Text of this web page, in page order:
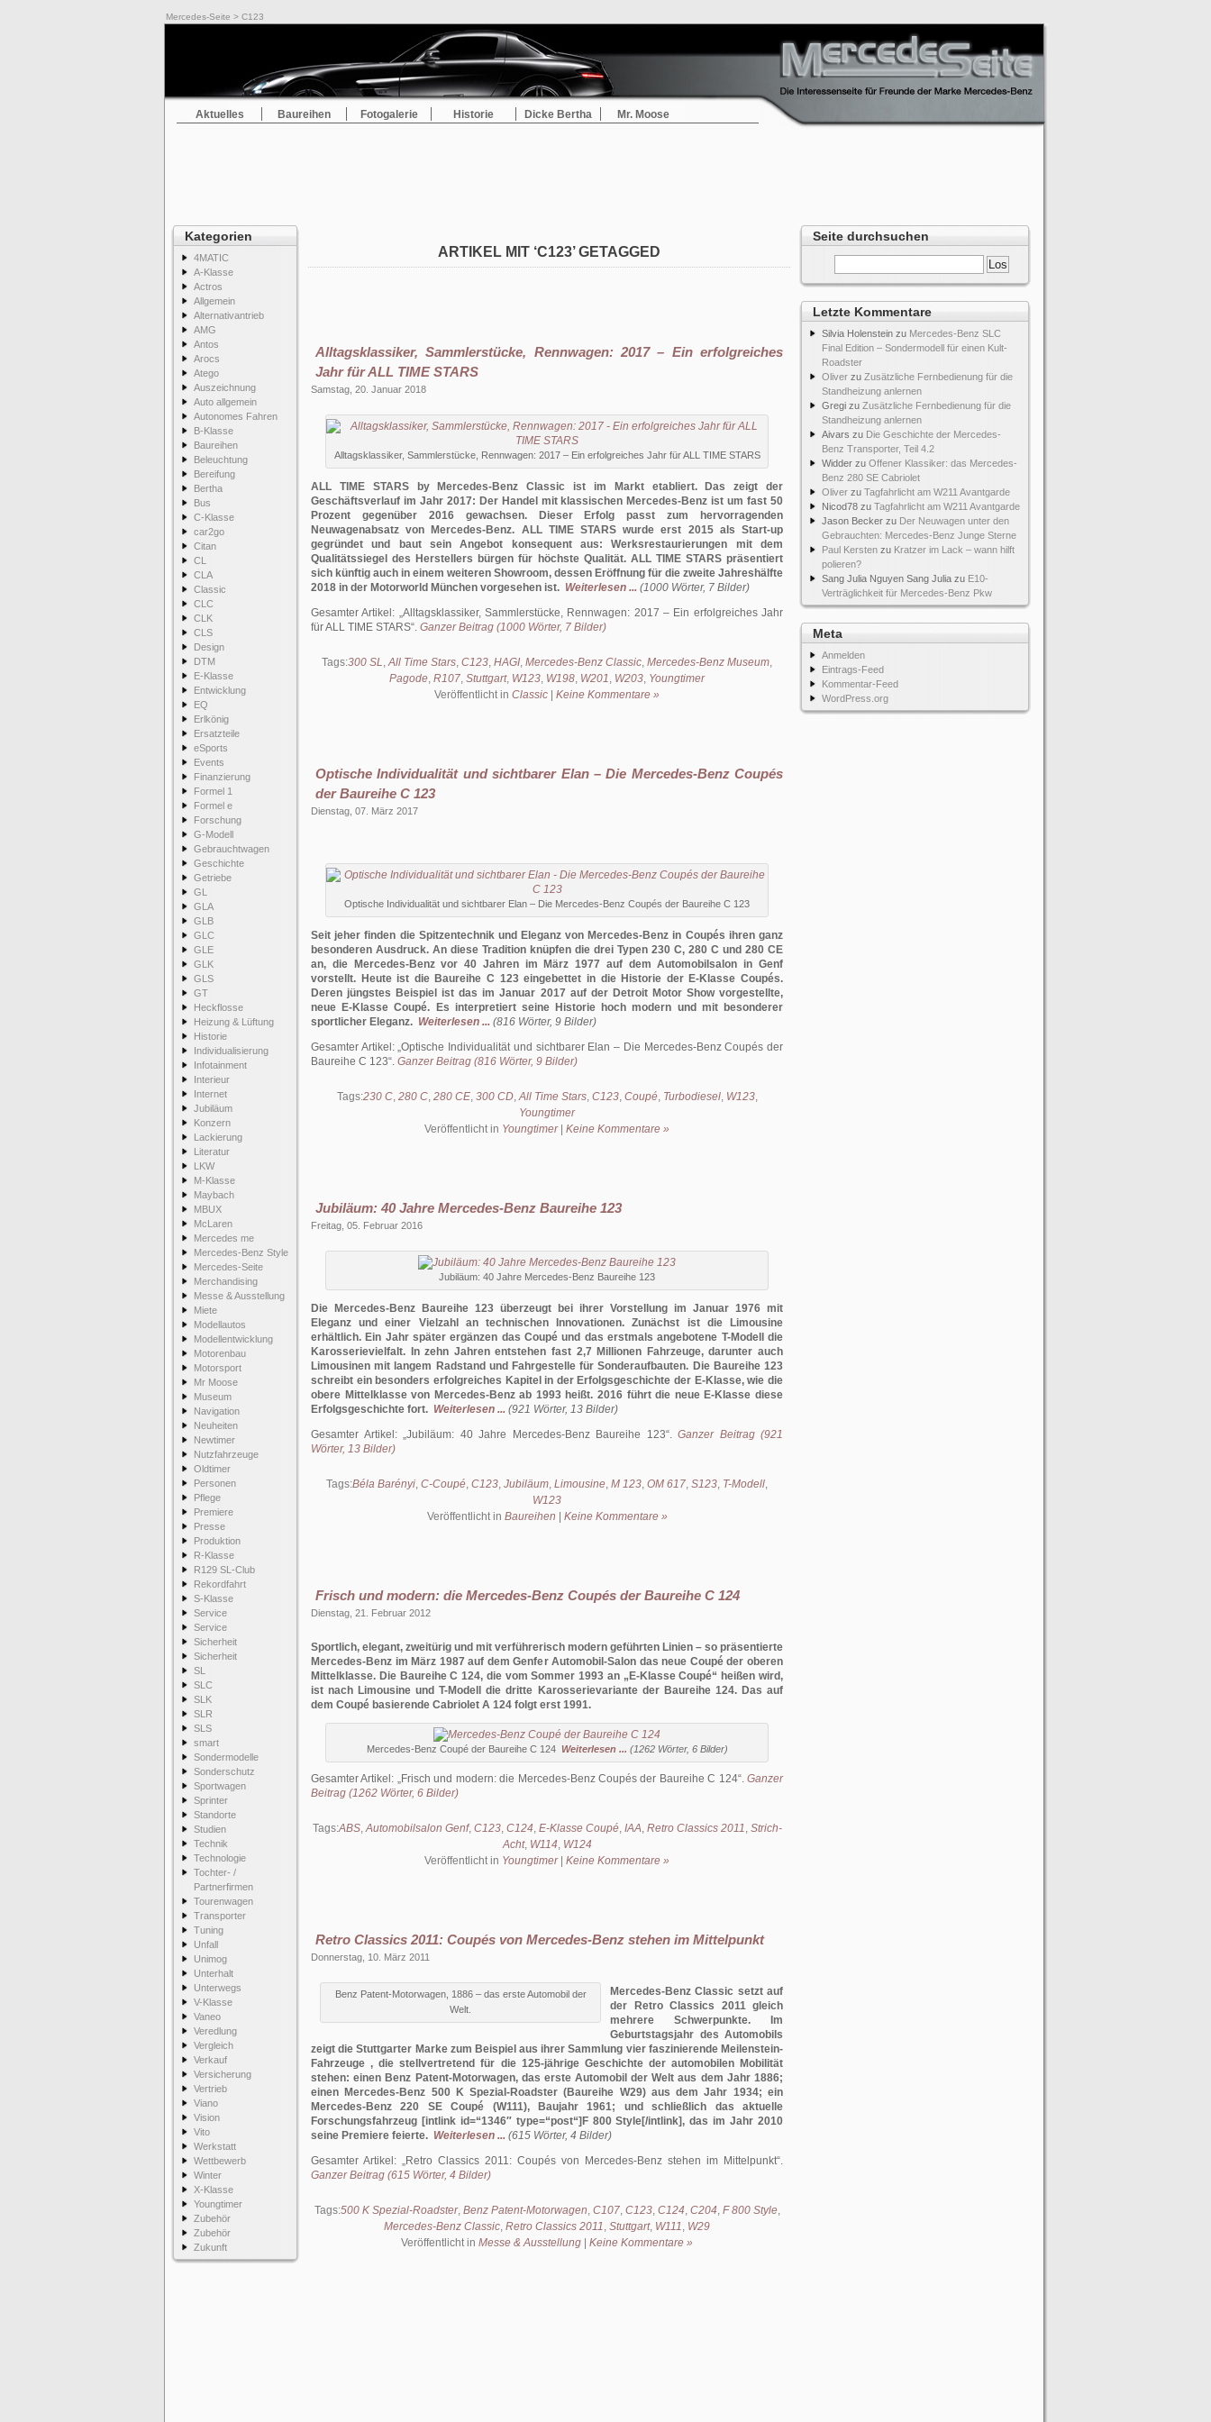
Mercedes-Seite > C123
Aktuelles Baureihen Fotogalerie Historie Dicke Bertha Mr. Moose
Kategorien
4MATIC
A-Klasse
Actros
Allgemein
Alternativantrieb
AMG
Antos
Arocs
Atego
Auszeichnung
Auto allgemein
Autonomes Fahren
B-Klasse
Baureihen
Beleuchtung
Bereifung
Bertha
Bus
C-Klasse
car2go
Citan
CL
CLA
Classic
CLC
CLK
CLS
Design
DTM
E-Klasse
Entwicklung
EQ
Erlkönig
Ersatzteile
eSports
Events
Finanzierung
Formel 1
Formel e
Forschung
G-Modell
Gebrauchtwagen
Geschichte
Getriebe
GL
GLA
GLB
GLC
GLE
GLK
GLS
GT
Heckflosse
Heizung & Lüftung
Historie
Individualisierung
Infotainment
Interieur
Internet
Jubiläum
Konzern
Lackierung
Literatur
LKW
M-Klasse
Maybach
MBUX
McLaren
Mercedes me
Mercedes-Benz Style
Mercedes-Seite
Merchandising
Messe & Ausstellung
Miete
Modellautos
Modellentwicklung
Motorenbau
Motorsport
Mr Moose
Museum
Navigation
Neuheiten
Newtimer
Nutzfahrzeuge
Oldtimer
Personen
Pflege
Premiere
Presse
Produktion
R-Klasse
R129 SL-Club
Rekordfahrt
S-Klasse
Service
Service
Sicherheit
Sicherheit
SL
SLC
SLK
SLR
SLS
smart
Sondermodelle
Sonderschutz
Sportwagen
Sprinter
Standorte
Studien
Technik
Technologie
Tochter- /
Partnerfirmen
Tourenwagen
Transporter
Tuning
Unfall
Unimog
Unterhalt
Unterwegs
V-Klasse
Vaneo
Veredlung
Vergleich
Verkauf
Versicherung
Vertrieb
Viano
Vision
Vito
Werkstatt
Wettbewerb
Winter
X-Klasse
Youngtimer
Zubehör
Zubehör
Zukunft
Seite durchsuchen
Letzte Kommentare
Silvia Holenstein zu Mercedes-Benz SLC
Final Edition – Sondermodell für einen Kult-
Roadster
Oliver zu Zusätzliche Fernbedienung für die
Standheizung anlernen
Gregi zu Zusätzliche Fernbedienung für die
Standheizung anlernen
Aivars zu Die Geschichte der Mercedes-
Benz Transporter, Teil 4.2
Widder zu Offener Klassiker: das Mercedes-
Benz 280 SE Cabriolet
Oliver zu Tagfahrlicht am W211 Avantgarde
Nicod78 zu Tagfahrlicht am W211 Avantgarde
Jason Becker zu Der Neuwagen unter den
Gebrauchten: Mercedes-Benz Junge Sterne
Paul Kersten zu Kratzer im Lack – wann hilft
polieren?
Sang Julia Nguyen Sang Julia zu E10-
Verträglichkeit für Mercedes-Benz Pkw
Meta
Anmelden
Eintrags-Feed
Kommentar-Feed
WordPress.org
ARTIKEL MIT ‘C123’ GETAGGED
Alltagsklassiker, Sammlerstücke, Rennwagen: 2017 – Ein erfolgreiches
Jahr für ALL TIME STARS
Samstag, 20. Januar 2018
Alltagsklassiker, Sammlerstücke, Rennwagen: 2017 – Ein erfolgreiches Jahr für ALL TIME STARS
ALL TIME STARS by Mercedes-Benz Classic ist im Markt etabliert. Das zeigt der
Geschäftsverlauf im Jahr 2017: Der Handel mit klassischen Mercedes-Benz ist um fast 50
Prozent gegenüber 2016 gewachsen. Dieser Erfolg passt zum hervorragenden
Neuwagenabsatz von Mercedes-Benz. ALL TIME STARS wurde erst 2015 als Start-up
gegründet und baut sein Angebot konsequent aus: Werksrestaurierungen mit dem
Qualitätssiegel des Herstellers bürgen für höchste Qualität. ALL TIME STARS präsentiert
sich künftig auch in einem weiteren Showroom, dessen Eröffnung für die zweite Jahreshälfte
2018 in der Motorworld München vorgesehen ist. Weiterlesen ... (1000 Wörter, 7 Bilder)
Gesamter Artikel:
Alltagsklassiker, Sammlerstücke, Rennwagen: 2017 – Ein erfolgreiches Jahr
für ALL TIME STARS . Ganzer Beitrag (1000 Wörter, 7 Bilder)
Tags:300 SL,All Time Stars, C123, HAGI, Mercedes-Benz Classic, Mercedes-Benz Museum,
Pagode, R107, Stuttgart, W123, W198, W201, W203, Youngtimer
Veröffentlicht in Classic Keine Kommentare »
Optische Individualität und sichtbarer Elan – Die Mercedes-Benz Coupés
der Baureihe C 123
Dienstag, 07. März 2017
Optische Individualität und sichtbarer Elan – Die Mercedes-Benz Coupés der Baureihe C 123
Seit jeher finden die Spitzentechnik und Eleganz von Mercedes-Benz in Coupés ihren ganz
besonderen Ausdruck. An diese Tradition knüpfen die drei Typen 230 C, 280 C und 280 CE
an, die Mercedes-Benz vor 40 Jahren im März 1977 auf dem Automobilsalon in Genf
vorstellt. Heute ist die Baureihe C 123 eingebettet in die Historie der E-Klasse Coupés.
Deren jüngstes Beispiel ist das im Januar 2017 auf der Detroit Motor Show vorgestellte,
neue E-Klasse Coupé. Es interpretiert seine Historie hoch modern und mit besonderer
sportlicher Eleganz. Weiterlesen ... (816 Wörter, 9 Bilder)
Gesamter Artikel: Optische Individualität und sichtbarer Elan – Die Mercedes-Benz Coupés der
Baureihe C 123 . Ganzer Beitrag (816 Wörter, 9 Bilder)
Tags:230 C, 280 C, 280 CE, 300 CD,All Time Stars, C123, Coupé, Turbodiesel, W123,
Youngtimer
Veröffentlicht in Youngtimer| Keine Kommentare »
Jubiläum: 40 Jahre Mercedes-Benz Baureihe 123
Freitag, 05. Februar 2016
Jubiläum: 40 Jahre Mercedes-Benz Baureihe 123
Die Mercedes-Benz Baureihe 123 überzeugt bei ihrer Vorstellung im Januar 1976 mit
Eleganz und einer Vielzahl an technischen Innovationen. Zunächst ist die Limousine
erhältlich. Ein Jahr später ergänzen das Coupé und das erstmals angebotene T-Modell die
Karosserievielfalt. In zehn Jahren entstehen fast 2,7 Millionen Fahrzeuge, darunter auch
Limousinen mit langem Radstand und Fahrgestelle für Sonderaufbauten. Die Baureihe 123
schreibt ein besonders erfolgreiches Kapitel in der Erfolgsgeschichte der E-Klasse, wie die
obere Mittelklasse von Mercedes-Benz ab 1993 heißt. 2016 führt die neue E-Klasse diese
Erfolgsgeschichte fort. Weiterlesen ... (921 Wörter, 13 Bilder)
Gesamter Artikel:
Jubiläum: 40 Jahre Mercedes-Benz Baureihe 123 . Ganzer Beitrag (921
Wörter, 13 Bilder)
Tags:Béla Barényi, C-Coupé, C123, Jubiläum, Limousine, M 123, OM 617, S123, T-Modell,
W123
Veröffentlicht in Baureihen Keine Kommentare »
Frisch und modern: die Mercedes-Benz Coupés der Baureihe C 124
Dienstag, 21. Februar 2012
Sportlich, elegant, zweitürig und mit verführerisch modern geführten Linien – so präsentierte
Mercedes-Benz im März 1987 auf dem Genfer Automobil-Salon das neue Coupé der oberen
Mittelklasse. Die Baureihe C 124, die vom Sommer 1993 an „E-Klasse Coupé“ heißen wird,
ist nach Limousine und T-Modell die dritte Karosserievariante der Baureihe 124. Das auf
dem Coupé basierende Cabriolet A 124 folgt erst 1991.
Mercedes-Benz Coupé der Baureihe C 124 Weiterlesen ... (1262 Wörter, 6 Bilder)
Gesamter Artikel: Frisch und modern: die Mercedes-Benz Coupés der Baureihe C 124 .Ganzer
Beitrag (1262 Wörter, 6 Bilder)
Tags:ABS,Automobilsalon Genf, C123, C124, E-Klasse Coupé, IAA, Retro Classics 2011, Strich-
Acht, W114, W124
Veröffentlicht in Youngtimer| Keine Kommentare »
Retro Classics 2011: Coupés von Mercedes-Benz stehen im Mittelpunkt
Donnerstag, 10. März 2011
Benz Patent-Motorwagen, 1886 – das erste Automobil der
Welt.
Mercedes-Benz Classic setzt auf
der Retro Classics 2011 gleich
mehrere Schwerpunkte. Im
Geburtstagsjahr des Automobils
zeigt die Stuttgarter Marke zum Beispiel aus ihrer Sammlung vier faszinierende Meilenstein-
Fahrzeuge , die stellvertretend für die 125-jährige Geschichte der automobilen Mobilität
stehen: einen Benz Patent-Motorwagen, das erste Automobil der Welt aus dem Jahr 1886;
einen Mercedes-Benz 500 K Spezial-Roadster (Baureihe W29) aus dem Jahr 1934; ein
Mercedes-Benz 220 SE Coupé (W111), Baujahr 1961; und schließlich das aktuelle
Forschungsfahrzeug [intlink id=“1346″ type=“post“]F 800 Style[/intlink], das im Jahr 2010
seine Premiere feierte. Weiterlesen ... (615 Wörter, 4 Bilder)
Gesamter Artikel:
Retro Classics 2011: Coupés von Mercedes-Benz stehen im Mittelpunkt .
Ganzer Beitrag (615 Wörter, 4 Bilder)
Tags:500 K Spezial-Roadster, Benz Patent-Motorwagen, C107, C123, C124, C204, F 800 Style,
Mercedes-Benz Classic, Retro Classics 2011, Stuttgart, W111, W29
Veröffentlicht in Messe & Ausstellung Keine Kommentare »